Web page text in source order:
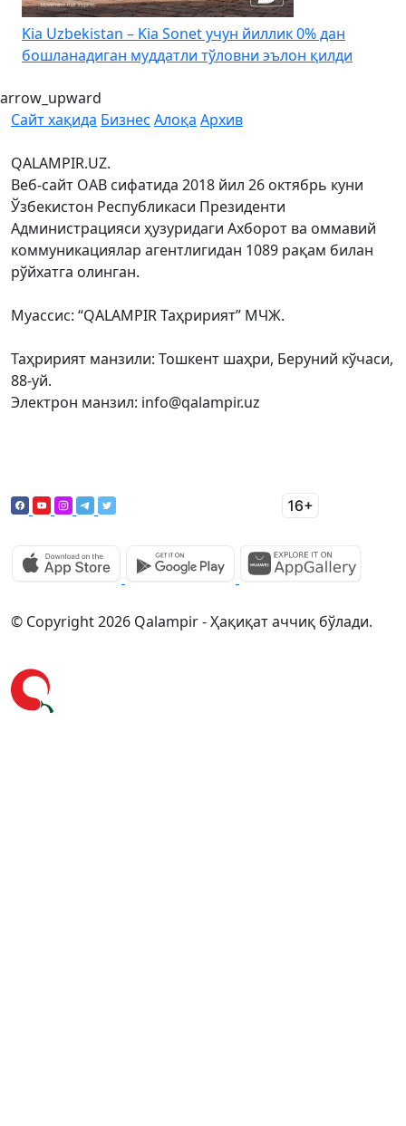
Kia Uzbekistan – Kia Sonet учун йиллик 0% дан
бошланадиган муддатли тўловни эълон қилди
arrow_upward
Сайт хақида Бизнес Алоқа Архив
QALAMPIR.UZ.
Веб-сайт ОАВ сифатида 2018 йил 26 октябрь куни
Ўзбекистон Республикаси Президенти
Администрацияси ҳузуридаги Ахборот ва оммавий
коммуникациялар агентлигидан 1089 рақам билан
рўйхатга олинган.
Муассис: “QALAMPIR Таҳририят” МЧЖ.
Таҳририят манзили: Тошкент шаҳри, Беруний кўчаси,
88-уй.
Электрон манзил: info@qalampir.uz
© Copyright 2026 Qalampir - Ҳақиқат аччиқ бўлади.